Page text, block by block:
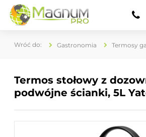
Gastronomia Termosy
Termos stołowy z
podwójne ścianki, 5L